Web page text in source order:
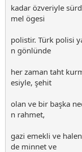
kadar özveriyle
mel ögesi
polistir. Türk polisi
n gönlünde
her zaman taht
esiyle, şehit
olan ve bir başka
n rahmet,
gazi emekli ve
de minnet ve